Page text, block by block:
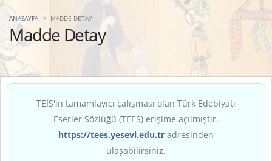
Madde Detay
ANASAYFA MADDE DETAY
TEİS'in tamamlayıcı çalışması olan Türk Edebiyatı
Eserler Sözlüğü (TEES) erişime açılmıştır.
https://tees.yesevi.edu.tr adresinden
ulaşabilirsiniz.